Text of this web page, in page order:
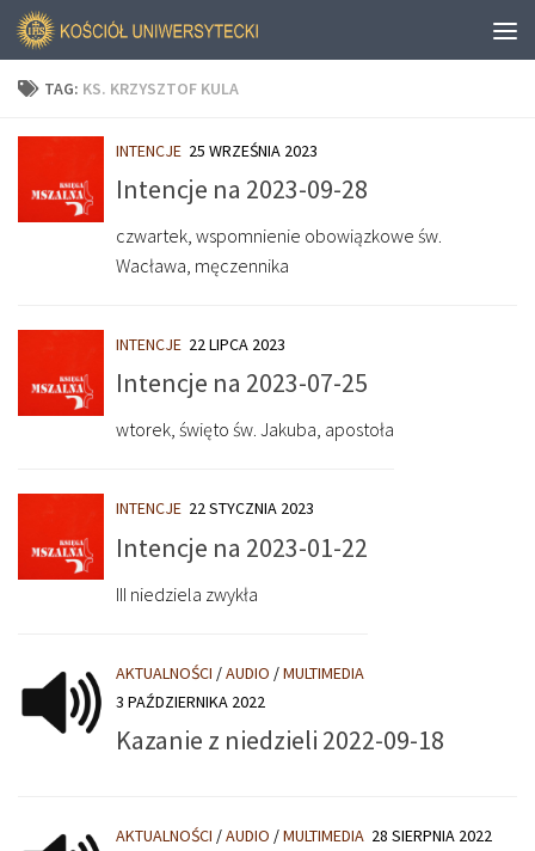
TAG: KS. KRZYSZTOF KULA
INTENCJE 25 WRZEŚNIA 2023
Intencje na 2023-09-28
czwartek, wspomnienie obowiązkowe św.
Wacława, męczennika
INTENCJE 22 LIPCA 2023
Intencje na 2023-07-25
wtorek, święto św. Jakuba, apostoła
INTENCJE 22 STYCZNIA 2023
Intencje na 2023-01-22
III niedziela zwykła
AKTUALNOŚCI /AUDIO /MULTIMEDIA
3 PAŹDZIERNIKA 2022
Kazanie z niedzieli 2022-09-18
AKTUALNOŚCI /AUDIO /MULTIMEDIA 28 SIERPNIA 2022